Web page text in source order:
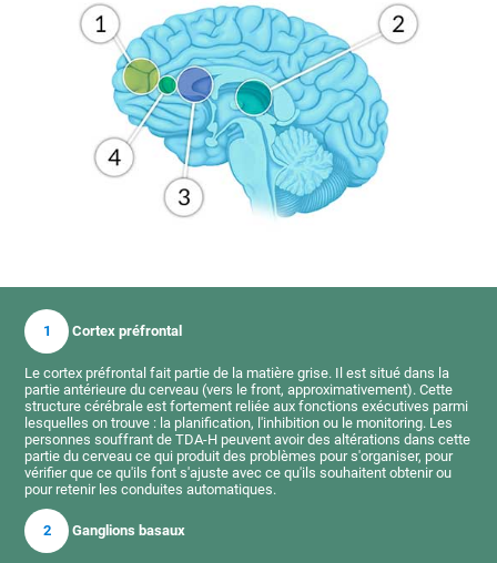
1 Cortex préfrontal
Le cortex préfrontal fait partie de la matière grise. Il est situé dans la
partie antérieure du cerveau (vers le front, approximativement). Cette
structure cérébrale est fortement reliée aux fonctions exécutives parmi
lesquelles on trouve : la planification, l'inhibition ou le monitoring. Les
personnes souffrant de TDA-H peuvent avoir des altérations dans cette
partie du cerveau ce qui produit des problèmes pour s'organiser, pour
vérifier que ce qu'ils font s'ajuste avec ce qu'ils souhaitent obtenir ou
pour retenir les conduites automatiques.
2 Ganglions basaux